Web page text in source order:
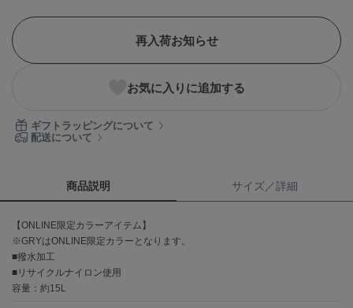
Barbour
バブアー
セルフォード
célon
Clarks Premium
クラークス
再入荷お知らせ
お気に入りに追加する
ギフトラッピングについて
配送について
商品説明 サイズ／詳細
【ONLINE限定カラーアイテム】
※GRYはONLINE限定カラーとなります。
■撥水加工
■リサイクルナイロン使用
容量：約15L